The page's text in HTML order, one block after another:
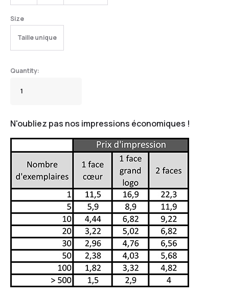
Size
Taille unique
N'oubliez pas nos impressions économiques !